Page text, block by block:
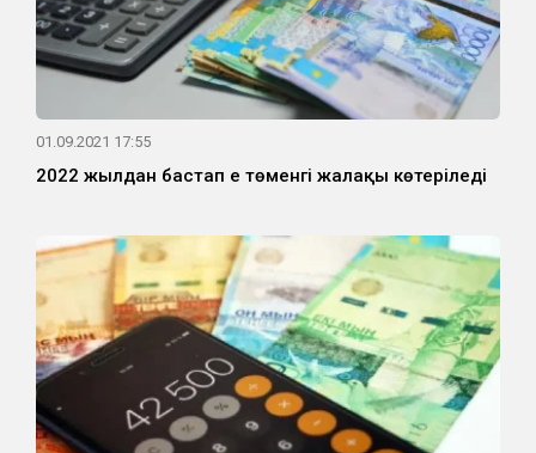
01.09.2021 17:55
2022 жылдан бастап ең төменгі жалақы көтеріледі